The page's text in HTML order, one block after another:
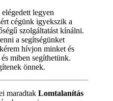
legyen
cégünk igyekszik a
szolgáltatást kínálni.
a segítségünket
hívjon minket és
miben segíthetünk.
önnek.
maradtak Lomtalanítás